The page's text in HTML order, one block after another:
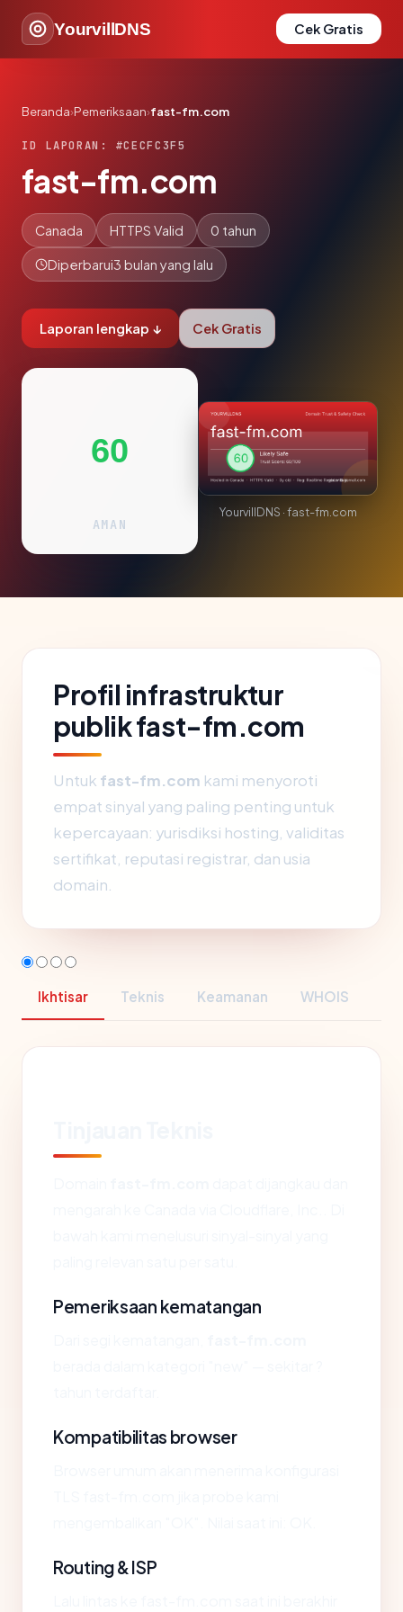
YourvillDNS Cek Gratis
Beranda›Pemeriksaan›fast-fm.com
ID LAPORAN: #CECFC3F5
fast-fm.com
Canada HTTPS Valid 0 tahun
Diperbarui3 bulan yang lalu
Laporan lengkap ↓ Cek Gratis
60
AMAN
YourvillDNS · fast-fm.com
Profil infrastruktur
publik fast-fm.com
Untuk fast-fm.com kami menyoroti
empat sinyal yang paling penting untuk
kepercayaan: yurisdiksi hosting, validitas
sertifikat, reputasi registrar, dan usia
domain.
Ikhtisar Teknis Keamanan WHOIS
Pemeriksaan kematangan
Kompatibilitas browser
Routing & ISP